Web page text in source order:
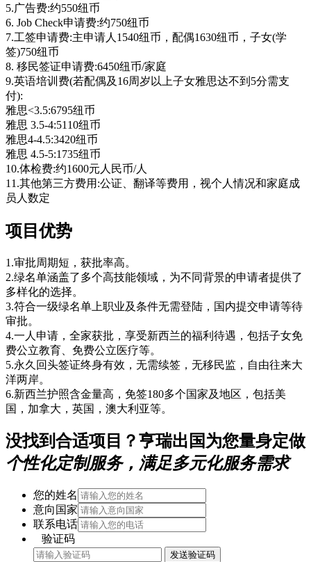
5.广告费:约550纽币
6. Job Check申请费:约750纽币
7.工签申请费:主申请人1540纽币，配偶1630纽币，子女(学
签)750纽币
8. 移民签证申请费:6450纽币/家庭
9.英语培训费(若配偶及16周岁以上子女雅思达不到5分需支
付):
雅思<3.5:6795纽币
雅思 3.5-4:5110纽币
雅思4-4.5:3420纽币
雅思 4.5-5:1735纽币
10.体检费:约1600元人民币/人
11.其他第三方费用:公证、翻译等费用，视个人情况和家庭成
员人数定
项目优势
1.审批周期短，获批率高。
2.绿名单涵盖了多个高技能领域，为不同背景的申请者提供了
多样化的选择。
3.符合一级绿名单上职业及条件无需登陆，国内提交申请等待
审批。
4.一人申请，全家获批，享受新西兰的福利待遇，包括子女免
费公立教育、免费公立医疗等。
5.永久回头签证终身有效，无需续签，无移民监，自由往来大
洋两岸。
6.新西兰护照含金量高，免签180多个国家及地区，包括美
国，加拿大，英国，澳大利亚等。
没找到合适项目？亨瑞出国为您量身定做
个性化定制服务，满足多元化服务需求
您的姓名
意向国家
联系电话
验证码
发送验证码